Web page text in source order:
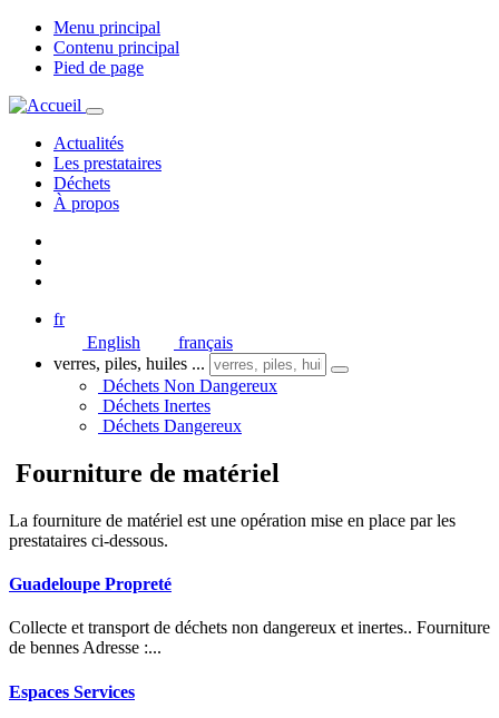
Menu principal
Contenu principal
Pied de page
Actualités
Les prestataires
Déchets
À propos
fr
English
français
verres, piles, huiles ...
Déchets Non Dangereux
Déchets Inertes
Déchets Dangereux
Fourniture de matériel
La fourniture de matériel est une opération mise en place par les
prestataires ci-dessous.
Guadeloupe Propreté
Collecte et transport de déchets non dangereux et inertes.. Fourniture
de bennes Adresse :...
Espaces Services